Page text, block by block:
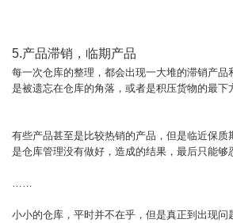
5.产品滞销，临期产品
每一次仓库的整理，都会出现一大堆的滞销产品
是被遗忘在仓库的角落，或者是积压货物的最下
有些产品甚至是比较热销的产品，但是临近保质
是仓库管理没有做好，造成的结果，最后只能够
……
小小的仓库，平时并不在乎，但是真正到出现问